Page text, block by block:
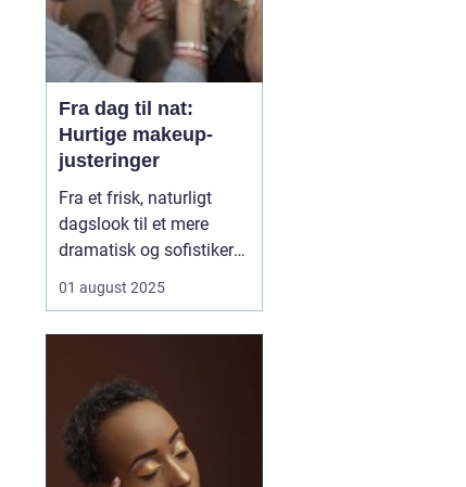
Fra dag til nat:
Hurtige makeup-
justeringer
Fra et frisk, naturligt
dagslook til et mere
dramatisk og sofistikeret
ikke tage timer foran
justeringer kan du nemt
transformere din
makeup, så den passer
perfekt t...
01 august 2025